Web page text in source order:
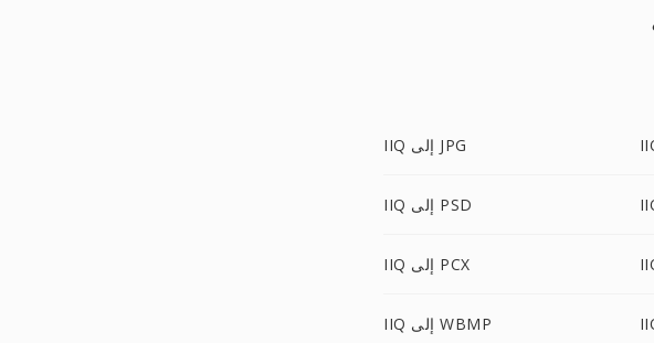
IIQ إلى JPG
IIQ إلى PSD
IIQ إلى PCX
IIQ إلى WBMP